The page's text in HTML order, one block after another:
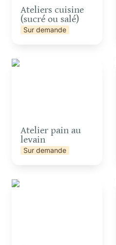
Ateliers cuisine
(sucré ou salé)
Sur demande
Atelier pain au levain
Atelier pain au
levain
Sur demande
Fabrication de bombes